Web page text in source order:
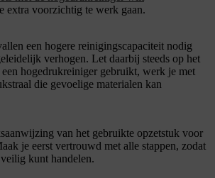
extra voorzichtig te werk gaan.
een hogere reinigingscapaciteit nodig
verhogen. Let daarbij steeds op het
een hogedrukreiniger gebruikt, werk je met
die gevoelige materialen kan
van het gebruikte opzetstuk voor
je eerst vertrouwd met alle stappen, zodat
kunt handelen.